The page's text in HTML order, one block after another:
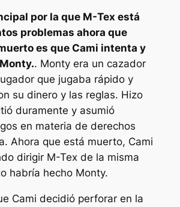
por la que M-Tex está
problemas ahora que
es que Cami intenta y
. Monty era un cazador
que jugaba rápido y
su dinero y las reglas. Hizo
duramente y asumió
en materia de derechos
Ahora que está muerto, Cami
dirigir M-Tex de la misma
habría hecho Monty.
Cami decidió perforar en la